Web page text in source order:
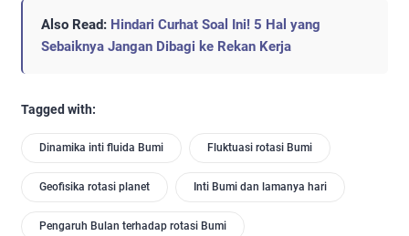
Also Read: Hindari Curhat Soal Ini! 5 Hal yang
Sebaiknya Jangan Dibagi ke Rekan Kerja
Tagged with:
Dinamika inti fluida Bumi Fluktuasi rotasi Bumi
Geofisika rotasi planet Inti Bumi dan lamanya hari
Pengaruh Bulan terhadap rotasi Bumi